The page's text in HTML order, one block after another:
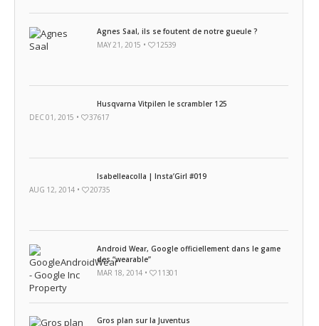
Agnes Saal, ils se foutent de notre gueule ?
MAY 21, 2015 •
12539
Husqvarna Vitpilen le scrambler 125
DEC 01, 2015 •
37617
Isabelleacolla | Insta’Girl #019
AUG 12, 2014 •
20735
Android Wear, Google officiellement dans le game
des “wearable”
MAR 18, 2014 •
11301
Gros plan sur la Juventus